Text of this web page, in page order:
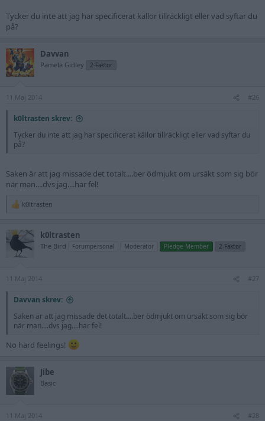
Tycker du inte att jag har specificerat källor tillräckligt eller vad syftar du
på?
Davvan
Pamela Gidley 2-Faktor
11 Maj 2014 #26
k0ltrasten skrev:
Tycker du inte att jag har specificerat källor tillräckligt eller vad syftar du
på?
Saken är att jag missade det totalt....ber ödmjukt om ursäkt som sig bör
när man....dvs jag....har fel!
R
c
t
s
k0ltrasten
k0ltrasten
The Bird Forumpersonal Moderator Pledge Member 2-Faktor
11 Maj 2014 #27
Davvan skrev:
Saken är att jag missade det totalt....ber ödmjukt om ursäkt som sig bör
när man....dvs jag....har fel!
No hard feelings!
Jibe
Basic
11 Maj 2014 #28